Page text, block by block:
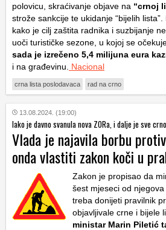
polovicu, skraćivanje objave na “crnoj
strože sankcije te ukidanje “bijelih
kako je cilj zaštita radnika i suzbijanje
uoči turističke sezone, u kojoj se
sada je izrečeno 5,4 milijuna eura
i na građevinu.
Nacional
crna lista poslodavaca rad na crno
13.08.2024. (19:00)
Iako je davno svanula nova ZORa, i dalje je sve crno
Vlada je najavila borbu
onda vlastiti zakon koči u
Zakon je propisao da
šest mjeseci od
treba donijeti pravilnik
objavljivale crne i bijele
ministar Marin Piletić